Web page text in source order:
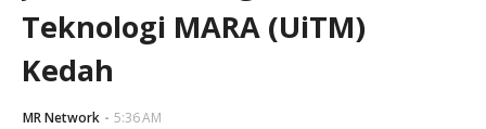
Teknologi MARA (UiTM)
Kedah
MR Network 5:36 AM